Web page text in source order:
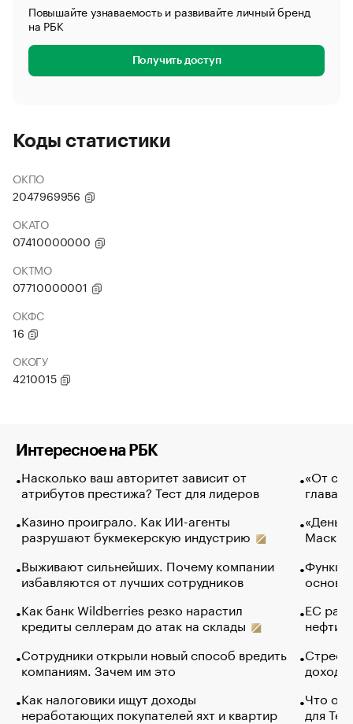
Повышайте узнаваемость и развивайте личный бренд
на РБК
Получить доступ
Коды статистики
ОКПО
2047969956
ОКАТО
07410000000
ОКТМО
07710000001
ОКФС
16
ОКОГУ
4210015
Интересное на РБК
Насколько ваш авторитет зависит от
атрибутов престижа? Тест для лидеров
Казино проиграло. Как ИИ-агенты
разрушают букмекерскую индустрию
Выживают сильнейших. Почему компании
избавляются от лучших сотрудников
Как банк Wildberries резко нарастил
кредиты селлерам до атак на склады
Сотрудники открыли новый способ вредить
компаниям. Зачем им это
Как налоговики ищут доходы
неработающих покупателей яхт и квартир
«От
глава
Маск в
основ
ЕС
нефти
Что
для